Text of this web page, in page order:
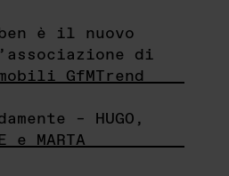
è il nuovo
di
GfMTrend
– HUGO,
e MARTA